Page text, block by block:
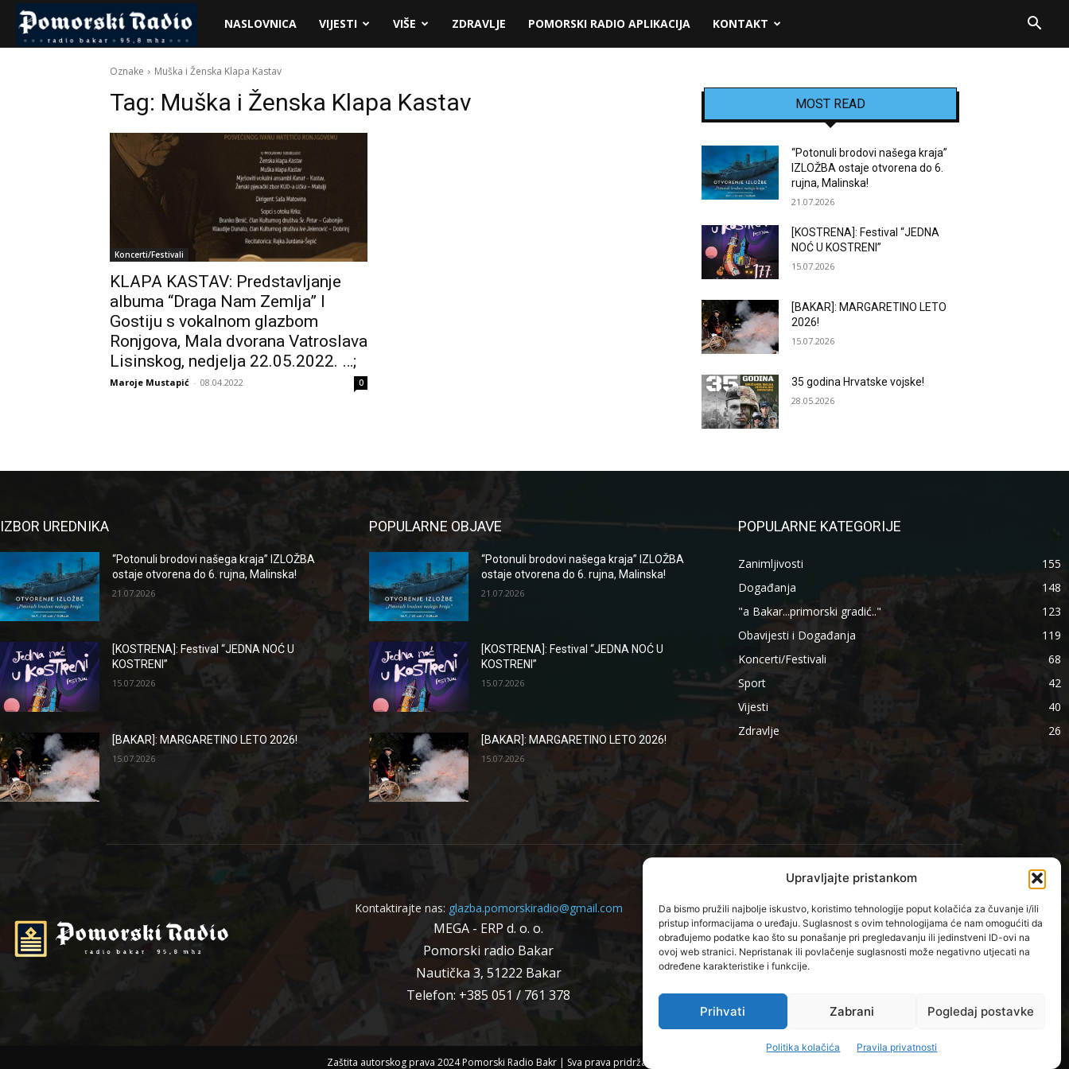
Upravljajte pristankom
Da bismo pružili najbolje iskustvo, koristimo tehnologije poput kolačića za čuvanje i/ili
pristup informacijama o uređaju. Suglasnost s ovim tehnologijama će nam omogućiti da
obrađujemo podatke kao što su ponašanje pri pregledavanju ili jedinstveni ID-ovi na
ovoj web stranici. Nepristanak ili povlačenje suglasnosti može negativno utjecati na
određene karakteristike i funkcije.
Prihvati Zabrani Pogledaj postavke
Politika kolačića Pravila privatnosti
Pomorski
Radio
NASLOVNICA VIJESTI VIŠE ZDRAVLJE POMORSKI RADIO APLIKACIJA KONTAKT
Oznake Muška i Ženska Klapa Kastav
Tag: Muška i Ženska Klapa Kastav
Koncerti/Festivali
KLAPA KASTAV: Predstavljanje
albuma “Draga Nam Zemlja” I
Gostiju s vokalnom glazbom
Ronjgova, Mala dvorana Vatroslava
Lisinskog, nedjelja 22.05.2022. …;
Maroje Mustapić - 08.04.2022 0
MOST READ
“Potonuli brodovi našega kraja”
IZLOŽBA ostaje otvorena do 6.
rujna, Malinska!
21.07.2026
[KOSTRENA]: Festival “JEDNA
NOĆ U KOSTRENI”
15.07.2026
[BAKAR]: MARGARETINO LETO
2026!
15.07.2026
35 godina Hrvatske vojske!
28.05.2026
IZBOR UREDNIKA
“Potonuli brodovi našega kraja” IZLOŽBA
ostaje otvorena do 6. rujna, Malinska!
21.07.2026
[KOSTRENA]: Festival “JEDNA NOĆ U
KOSTRENI”
15.07.2026
[BAKAR]: MARGARETINO LETO 2026!
15.07.2026
POPULARNE OBJAVE
“Potonuli brodovi našega kraja” IZLOŽBA
ostaje otvorena do 6. rujna, Malinska!
21.07.2026
[KOSTRENA]: Festival “JEDNA NOĆ U
KOSTRENI”
15.07.2026
[BAKAR]: MARGARETINO LETO 2026!
15.07.2026
POPULARNE KATEGORIJE
Zanimljivosti
155
Događanja
148
"a Bakar...primorski gradić.."
123
Obavijesti i Događanja
119
Koncerti/Festivali
68
Sport
42
Vijesti
40
Zdravlje
26
Kontaktirajte nas: glazba.pomorskiradio@gmail.com
MEGA - ERP d. o. o.
Pomorski radio Bakar
Nautička 3, 51222 Bakar
Telefon: +385 051 / 761 378
Zaštita autorskog prava 2024 Pomorski Radio Bakr | Sva prava pridržana | WEB IZRADA: